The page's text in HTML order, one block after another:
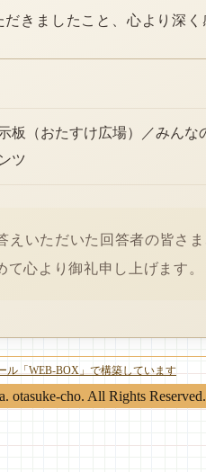
きましたこと、心より深く
板（おたすけ広場）／みんな
ツ
いただいた回答者の皆さ
心より御礼申し上げます。
ル「WEB-BOX」で構築しています
otasuke-cho. All Rights Reserved.